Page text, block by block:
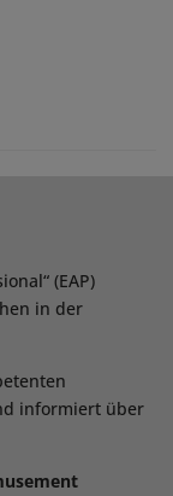
(EAP)
in der
informiert über